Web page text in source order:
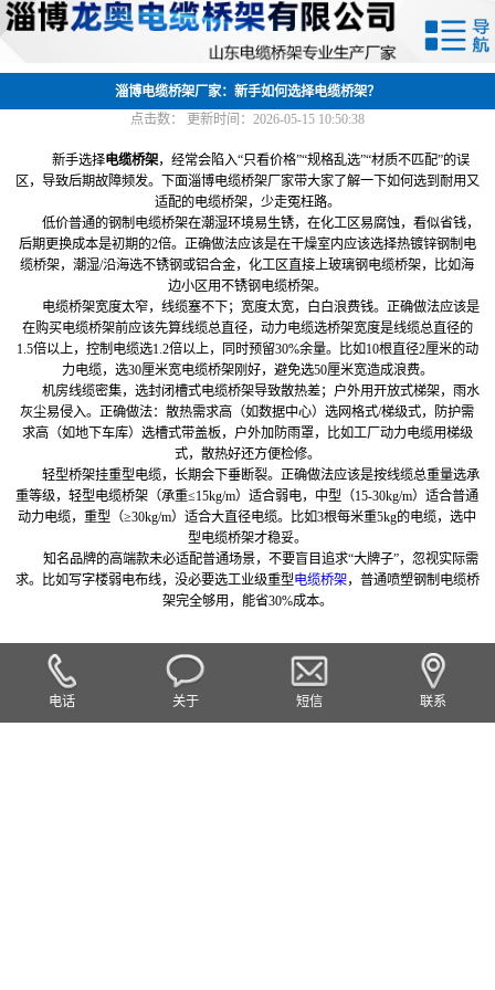
淄博电缆桥架厂家：新手如何选择电缆桥架？
点击数：
更新时间：2026-05-15 10:50:38
新手选择电缆桥架，经常会陷入“只看价格”“规格乱选”“材质不匹配”的误
区，导致后期故障频发。下面淄博电缆桥架厂家带大家了解一下如何选到耐用又
适配的电缆桥架，少走冤枉路。
低价普通的钢制电缆桥架在潮湿环境易生锈，在化工区易腐蚀，看似省钱，
后期更换成本是初期的2倍。正确做法应该是在干燥室内应该选择热镀锌钢制电
缆桥架，潮湿/沿海选不锈钢或铝合金，化工区直接上玻璃钢电缆桥架，比如海
边小区用不锈钢电缆桥架。
电缆桥架宽度太窄，线缆塞不下；宽度太宽，白白浪费钱。正确做法应该是
在购买电缆桥架前应该先算线缆总直径，动力电缆选桥架宽度是线缆总直径的
1.5倍以上，控制电缆选1.2倍以上，同时预留30%余量。比如10根直径2厘米的动
力电缆，选30厘米宽电缆桥架刚好，避免选50厘米宽造成浪费。
机房线缆密集，选封闭槽式电缆桥架导致散热差；户外用开放式梯架，雨水
灰尘易侵入。正确做法：散热需求高（如数据中心）选网格式/梯级式，防护需
求高（如地下车库）选槽式带盖板，户外加防雨罩，比如工厂动力电缆用梯级
式，散热好还方便检修。
轻型桥架挂重型电缆，长期会下垂断裂。正确做法应该是按线缆总重量选承
重等级，轻型电缆桥架（承重≤15kg/m）适合弱电，中型（15-30kg/m）适合普通
动力电缆，重型（≥30kg/m）适合大直径电缆。比如3根每米重5kg的电缆，选中
型电缆桥架才稳妥。
知名品牌的高端款未必适配普通场景，不要盲目追求“大牌子”，忽视实际需
求。比如写字楼弱电布线，没必要选工业级重型电缆桥架，普通喷塑钢制电缆桥
架完全够用，能省30%成本。
电话 关于 短信 联系
网站首页
新闻中心
厂容厂貌
联系我们